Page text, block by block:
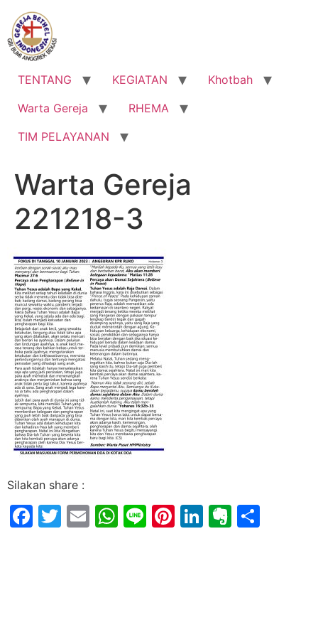
Lewati
konten
TENTANG KEGIATAN
Khotbah
Warta Gereja
RHEMA
TIM PELAYANAN
Warta Gereja
221218-3
Silakan share :
Facebook
Twitter
EmailWhatsApp
LinePinterest
LinkedIn